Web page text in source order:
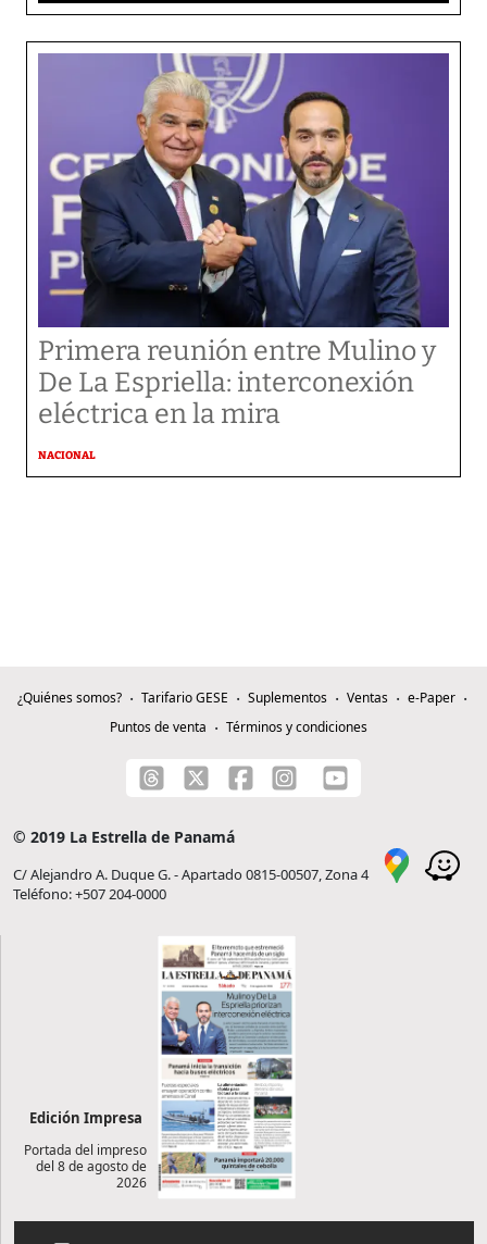
Primera reunión entre Mulino y
De La Espriella: interconexión
eléctrica en la mira
NACIONAL
¿Quiénes somos? Tarifario GESE Suplementos Ventas
e-Paper
Puntos de venta
Términos y condiciones
© 2019 La Estrella de Panamá
C/ Alejandro A. Duque G. - Apartado 0815-00507, Zona 4
Teléfono: +507 204-0000
Edición Impresa
Portada del impreso
del 8 de agosto de
2026